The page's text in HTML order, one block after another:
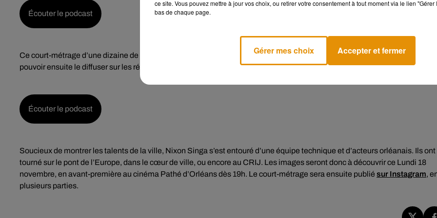
Écouter le podcast
Ce court-métrage d’une dizaine de minutes a été tourné dans un format bien particulier, à la verticale. L’objectif est de
pouvoir ensuite le diffuser sur les réseaux sociaux :
Écouter le podcast
Soucieux de montrer les talents de la ville, Nixon Singa s’est entouré d’une équipe technique et d’acteurs orléanais. Ils ont
tourné sur le pont de l’Europe, dans le cœur de ville, ou encore au CRIJ. Les images seront donc à découvrir ce Lundi 18
novembre, en avant-première au cinéma Pathé d’Orléans dès 19h. Le court-métrage sera ensuite publié sur Instagram,
plusieurs parties.
ce site. Vous pouvez mettre à jour vos choix, ou retirer votre consentement à tout moment via le lien
bas de chaque page.
Gérer mes choix Accepter et fermer